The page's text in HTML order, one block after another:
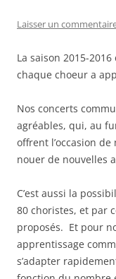
Laisser un
La saison 2015-
chaque choeur a
Nos concerts
agréables, qui, au
offrent l’occasion
nouer de nouvelles
C’est aussi la
80 choristes, et par
proposés. Et pour
apprentissage
s’adapter